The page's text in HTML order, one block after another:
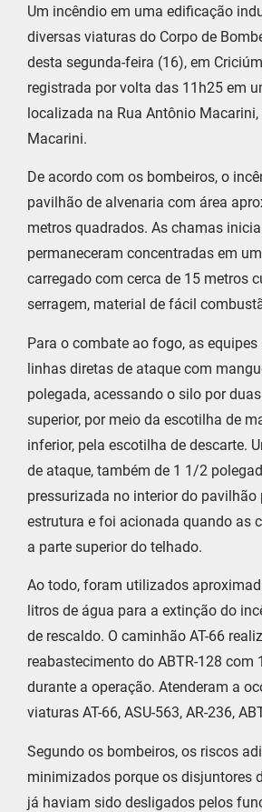
Um incêndio em uma edificação
diversas viaturas do Corpo de
desta segunda-feira (16), em
registrada por volta das 11h25 em
localizada na Rua Antônio
Macarini.
De acordo com os bombeiros, o
pavilhão de alvenaria com área
metros quadrados. As chamas
permaneceram concentradas em
carregado com cerca de 15 metros
serragem, material de fácil
Para o combate ao fogo, as
linhas diretas de ataque com
polegada, acessando o silo por
superior, por meio da escotilha de
inferior, pela escotilha de descarte.
de ataque, também de 1 1/2
pressurizada no interior do pavilhão
estrutura e foi acionada quando as
a parte superior do telhado.
Ao todo, foram utilizados
litros de água para a extinção do
de rescaldo. O caminhão AT-66
reabastecimento do ABTR-128 com
durante a operação. Atenderam a
viaturas AT-66, ASU-563, AR-236,
Segundo os bombeiros, os riscos
minimizados porque os disjuntores
já haviam sido desligados pelos